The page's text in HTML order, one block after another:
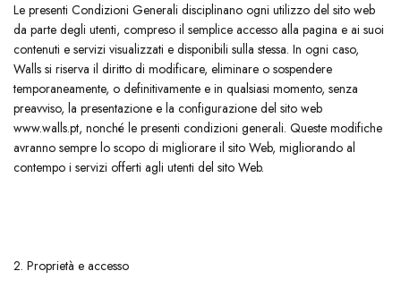
​Le presenti Condizioni Generali disciplinano ogni utilizzo del sito web
da parte degli utenti, compreso il semplice accesso alla pagina e ai suoi
contenuti e servizi visualizzati e disponibili sulla stessa. In ogni caso,
Walls si riserva il diritto di modificare, eliminare o sospendere
temporaneamente, o definitivamente e in qualsiasi momento, senza
preavviso, la presentazione e la configurazione del sito web
www.walls.pt, nonché le presenti condizioni generali. Queste modifiche
avranno sempre lo scopo di migliorare il sito Web, migliorando al
contempo i servizi offerti agli utenti del sito Web.
2. Proprietà e accesso